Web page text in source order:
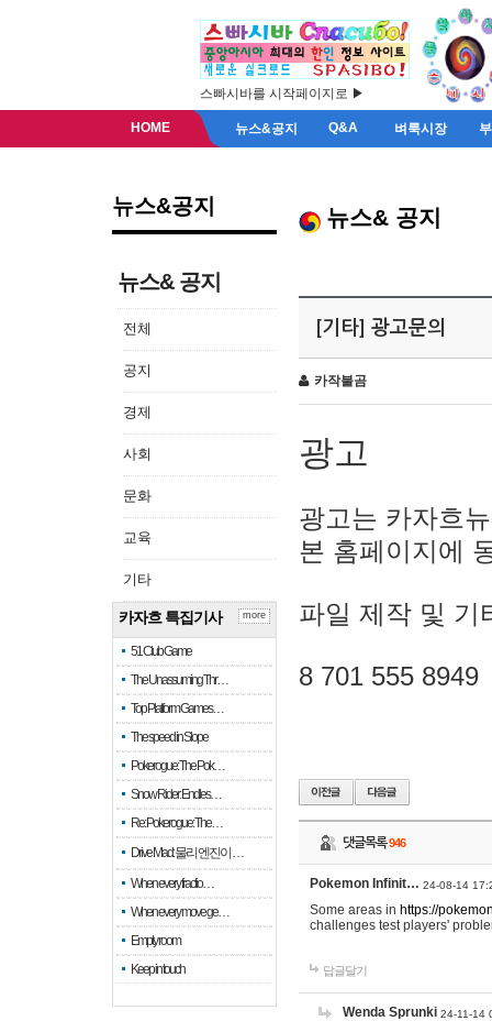
스빠시바를 시작페이지로 ▶
HOME 뉴스&공지 Q&A 벼룩시장
뉴스&공지
뉴스& 공지
전체
공지
경제
사회
문화
교육
기타
카자흐 특집기사
51 Club Game
The Unassuming Thr…
Top Platform Games…
The speed in Slope
Pokerogue: The Pok…
Snow Rider: Endles…
Re: Pokerogue: The…
Drive Mad: 물리 엔진이 …
When every fractio…
When every move ge…
Empty room
Keep in touch
more
뉴스& 공지
[기타] 광고문의
카작불곰
광고
광고는 카자흐
본 홈페이지에
파일 제작 및 기
8 701 555 8949
댓글목록946
Pokemon Infinit… 24-08-14
Some areas in https://
challenges test players'
답글달기
Wenda Sprunki 24-11-14